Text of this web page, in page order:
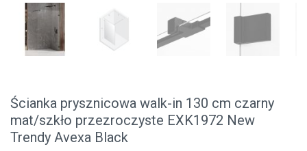
Ścianka prysznicowa walk-in 130 cm czarny
mat/szkło przezroczyste EXK1972 New
Trendy Avexa Black